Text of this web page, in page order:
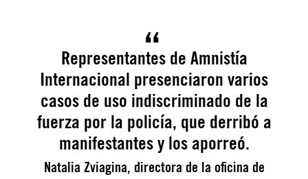
Representantes de Amnistía
Internacional presenciaron varios
casos de uso indiscriminado de la
fuerza por la policía, que derribó a
manifestantes y los aporreó.
Natalia Zviagina, directora de la oficina de